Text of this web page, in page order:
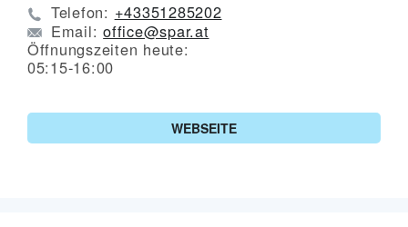
Telefon: +43351285202
Email:office@spar.at
Öffnungszeiten heute:
05:15-16:00
WEBSEITE